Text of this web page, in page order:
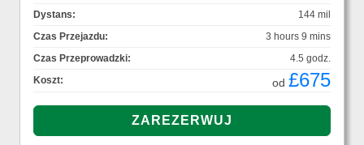
Dystans:
144 mil
Czas Przejazdu:
3 hours 9 mins
Czas Przeprowadzki:
4.5 godz.
Koszt:
od £675